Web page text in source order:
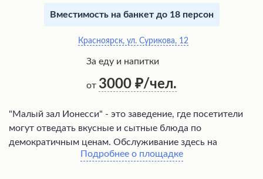
Вместимость на банкет до 18 персон
Красноярск, ул. Сурикова, 12
За еду и напитки
от 3000 /чел.
"Малый зал Ионесси" - это заведение, где посетители
могут отведать вкусные и сытные блюда по
демократичным ценам. Обслуживание здесь на
высоком уровне благодаря профессиональному и
Подробнее о площадке